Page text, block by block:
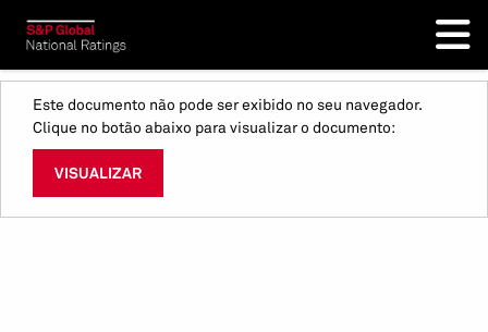
Este documento não pode ser exibido no seu navegador.
Clique no botão abaixo para visualizar o documento:
VISUALIZAR